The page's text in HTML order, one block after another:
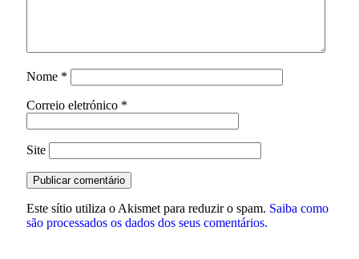
Nome *
Correio eletrónico *
Site
Este sítio utiliza o Akismet para reduzir o spam. Saiba como
são processados os dados dos seus comentários.